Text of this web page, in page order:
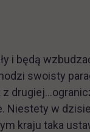
i będą
swoisty
Niestety w
kraju taka